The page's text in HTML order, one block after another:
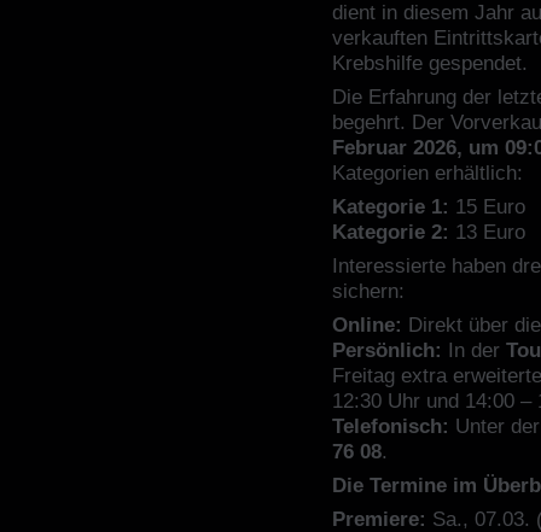
dient in diesem Jahr
verkauften
Krebshilfe gespendet.
Die Erfahrung der
begehrt. Der
Februar 2026, um
Kategorien erhältlich:
Kategorie 1: 15 Euro
Kategorie 2: 13 Euro
Interessierte haben
sichern:
Online: Direkt über
Persönlich: In der
Freitag extra
12:30 Uhr und 14:00 –
Telefonisch: Unter
76 08.
Die Termine im
Premiere: Sa., 07.03.